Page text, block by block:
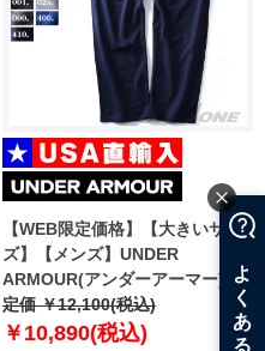
【WEB限定価格】【大きいサイ
ズ】【メンズ】UNDER
ARMOUR(アンダーアーマー) フ
リースパンツ【USA直輸入】
1300124
定価 ￥12,100(税込)
￥10,890(税込)